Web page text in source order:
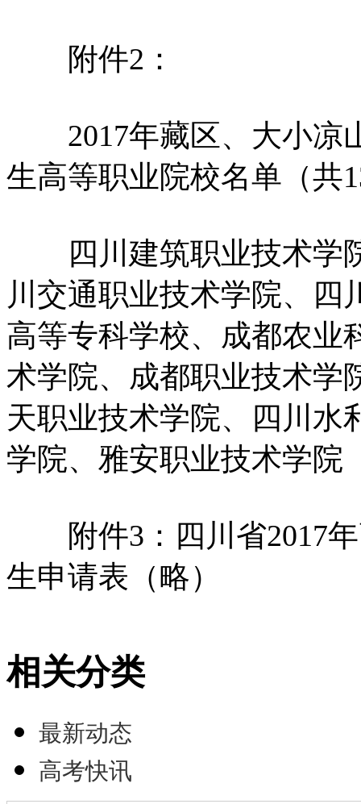
附件2：
2017年藏区、大小凉
生高等职业院校名单（共
四川建筑职业技术学
川交通职业技术学院、四
高等专科学校、成都农业
术学院、成都职业技术学
天职业技术学院、四川水
学院、雅安职业技术学院
附件3：四川省2017年
生申请表（略）
相关分类
最新动态
高考快讯